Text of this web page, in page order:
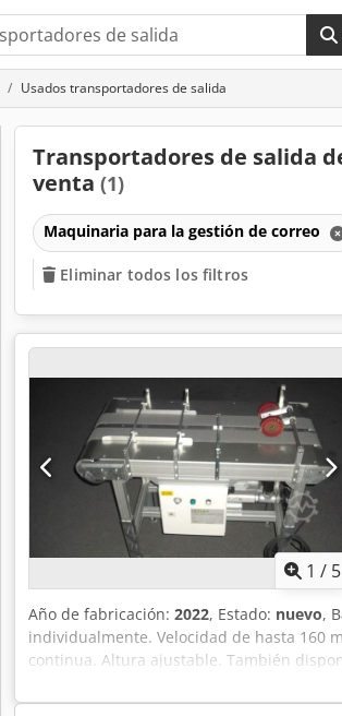
Usados transportadores de salida
Transportadores de salida
venta (1)
Maquinaria para la gestión de correo
Eliminar todos los filtros
1 / 5
Año de fabricación: 2022, Estado: nuevo,
individualmente. Velocidad de hasta 160
continua. Altura ajustable. También